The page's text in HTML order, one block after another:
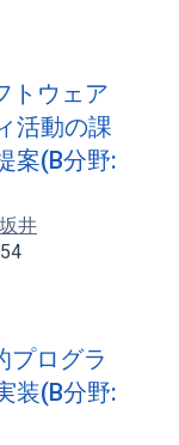
トウェア
活動の課
案(B分野:
坂井
プログラ
装(B分野: